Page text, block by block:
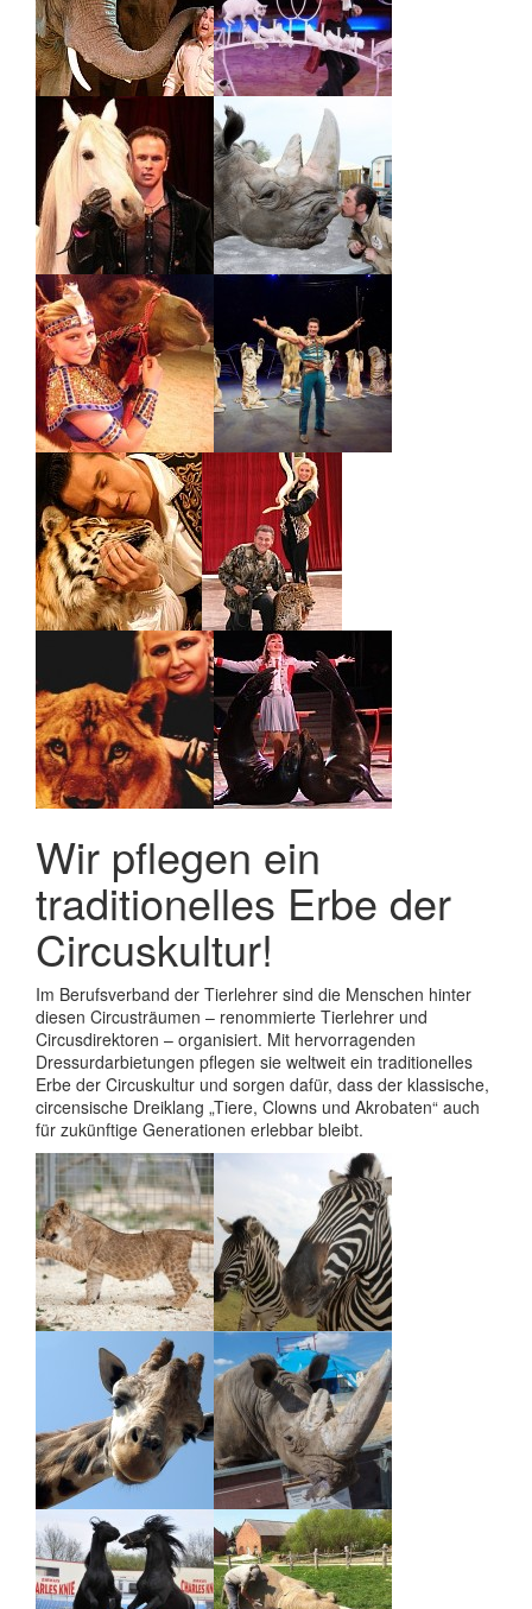
Wir pflegen ein
traditionelles Erbe der
Circuskultur!
Im Berufsverband der Tierlehrer sind die Menschen hinter
diesen Circusträumen – renommierte Tierlehrer und
Circusdirektoren – organisiert. Mit hervorragenden
Dressurdarbietungen pflegen sie weltweit ein traditionelles
Erbe der Circuskultur und sorgen dafür, dass der klassische,
circensische Dreiklang „Tiere, Clowns und Akrobaten“ auch
für zukünftige Generationen erlebbar bleibt.